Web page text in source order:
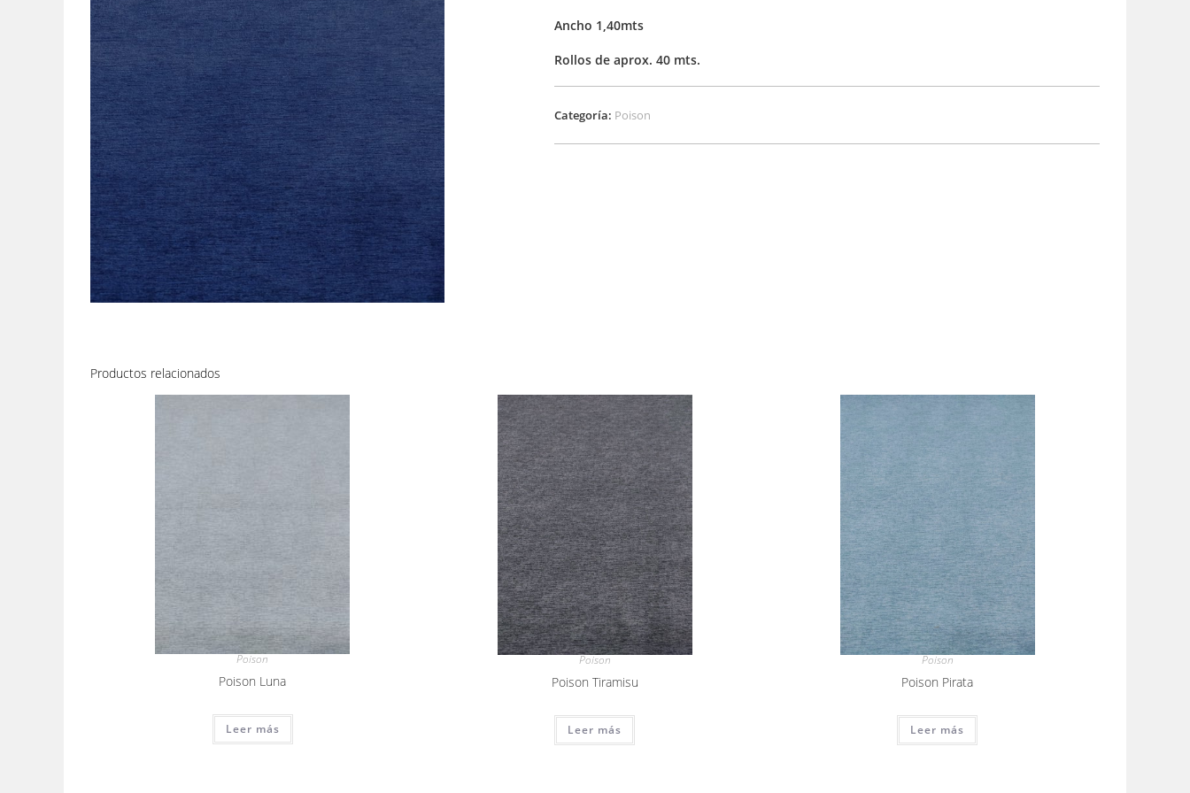
Ancho 1,40mts
Rollos de aprox. 40 mts.
Categoría: Poison
Productos relacionados
Poison
Poison Luna
Leer más
Poison
Poison Tiramisu
Leer más
Poison
Poison Pirata
Leer más